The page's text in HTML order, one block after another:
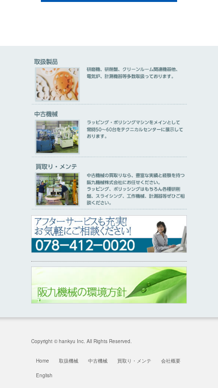
Copyright © hankyu Inc. All Rights Reserved.
Home 取扱機械 中古機械 買取り・メンテ 会社概要
English